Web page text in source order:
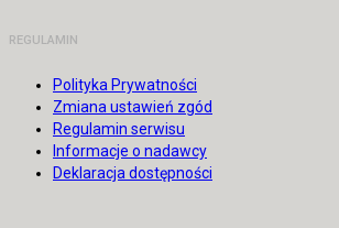
REGULAMIN
Polityka Prywatności
Zmiana ustawień zgód
Regulamin serwisu
Informacje o nadawcy
Deklaracja dostępności